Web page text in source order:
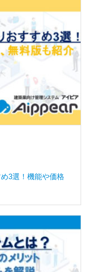
3選！機能や価格